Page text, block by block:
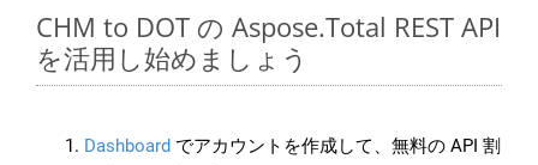
CHM to DOT の Aspose.Total REST API
を活用し始めましょう
Dashboard でアカウントを作成して、無料の API 割